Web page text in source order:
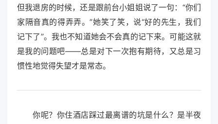
但我退房的时候，还是跟前台小姐姐说了一句：“你们
家隔音真的得弄弄。”她笑了笑，说“好的先生，我们
记下了”。我也不知道她会不会真的记下来。可能这就
是我的问题吧——总是对下一次抱有期待，又总是习
惯性地觉得失望才是常态。
你呢？你住酒店踩过最离谱的坑是什么？是半夜